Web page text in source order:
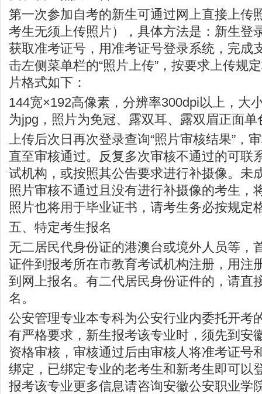
第一次参加自考的新生可通过网上直接上传
考生无须上传照片），具体方法是：新生登
获取准考证号，用准考证号登录系统，完成
击左侧菜单栏的“照片上传”，按要求上传规
片格式如下：
144宽×192高像素，分辨率300dpi以上，大
为jpg，照片为免冠、露双耳、露双眉正面
上传后次日再次登录查询“照片审核结果”，
直至审核通过。反复多次审核不通过的可联
试机构，或按照其公告要求进行补摄像。未
照片审核不通过且没有进行补摄像的考生，
照片也将用于毕业证书，请考生务必按规定
五、特定考生报名
无二居民代身份证的港澳台或境外人员等，
证件到报考所在市教育考试机构注册，用注
到网上报名。有二代居民身份证件的，请直
名。
公安管理专业本专科为公安行业内委托开考
有严格要求，新生报考该专业时，须先到安
资格审核，审核通过后由审核人将准考证号
绑定，已绑定专业的老考生和新考生即可以
报考该专业更多信息请咨询安徽公安职业学